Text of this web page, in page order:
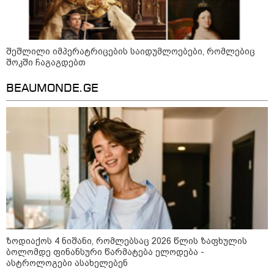
18 წელი აგვისტოს ომიდან - ტრაგიკული
მოვლენების ქრონოლოგია, რომელიც
შესაძლოა, აღარ გვახსოვს
11:36 / 08-08-2026
წელიწადნახევარში
საქართველოში 164 ადამიანი
შეშლილი იმპერატრიცების საიდუმლოებები, რომლებიც
შოკში ჩაგაგდებთ
BEAUMONDE.GE
ზოდიაქოს 4 ნიშანი, რომლებსაც 2026 წლის ზაფხულის
ბოლომდე ფინანსური წარმატება ელოდება -
ასტროლოგები ასახელებენ